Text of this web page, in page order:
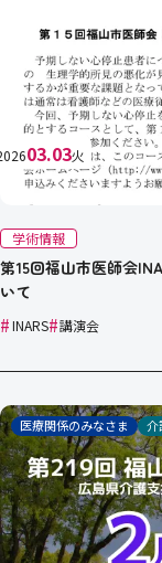
03.03火
学術情報
第15回福山市医師会
いて
#INARS#講演会
医療関係のみなさま 介